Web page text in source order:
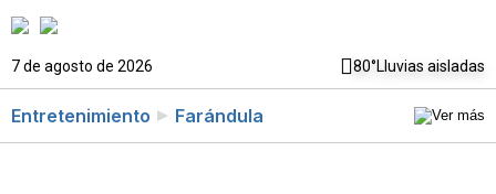
7 de agosto de 2026 80°Lluvias aisladas
Entretenimiento Farándula